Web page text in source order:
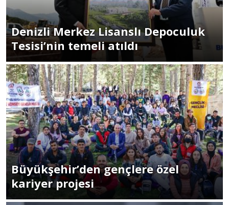
Denizli Merkez Lisanslı Depoculuk
Tesisi’nin temeli atıldı
Büyükşehir’den gençlere özel
kariyer projesi